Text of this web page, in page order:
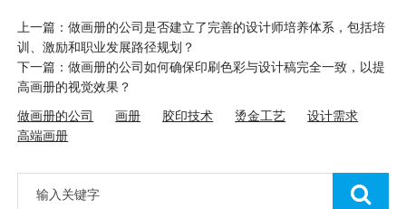
上一篇：做画册的公司是否建立了完善的设计师培养体系，包括培
训、激励和职业发展路径规划？
下一篇：做画册的公司如何确保印刷色彩与设计稿完全一致，以提
高画册的视觉效果？
做画册的公司
画册 胶印技术 烫金工艺
设计需求
高端画册